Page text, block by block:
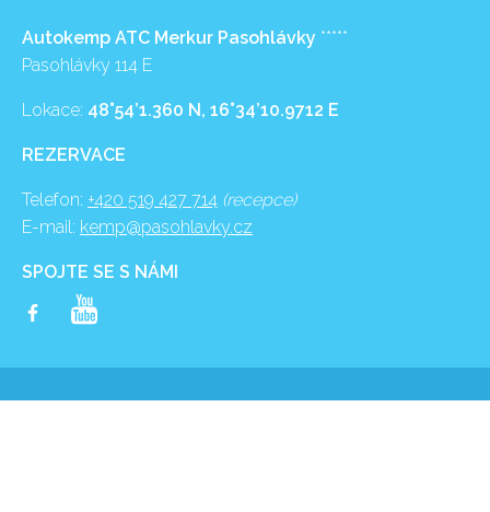
Autokemp ATC Merkur Pasohlávky *****
Pasohlávky 114 E
Lokace: 48°54’1.360 N, 16°34’10.9712 E
REZERVACE
Telefon: +420 519 427 714 (recepce)
E-mail: kemp@pasohlavky.cz
SPOJTE SE S NÁMI